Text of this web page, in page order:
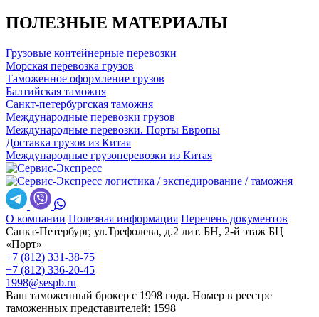
ПОЛЕЗНЫЕ МАТЕРИАЛЫ
Грузовые контейнерные перевозки
Морская перевозка грузов
Таможенное оформление грузов
Балтийская таможня
Санкт-петербургская таможня
Международные перевозки грузов
Международные перевозки. Порты Европы
Доставка грузов из Китая
Международные грузоперевозки из Китая
логистика / экспедирование / таможня
О компании Полезная информация Перечень документов
Санкт-Петербург, ул.Трефолева, д.2 лит. БН, 2-й этаж БЦ
«Порт»
+7 (812) 331-38-75
+7 (812) 336-20-45
1998@sespb.ru
Ваш таможенный брокер с 1998 года. Номер в реестре
таможенных представителей: 1598